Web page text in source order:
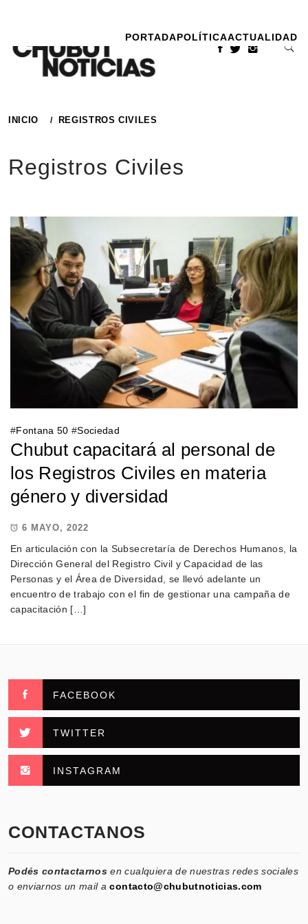
contenido
PORTADAPOLÍTICAACTUALIDAD
INICIO REGISTROS CIVILES
Registros Civiles
#Fontana 50 #Sociedad
Chubut capacitará al personal de
los Registros Civiles en materia
género y diversidad
6 MAYO, 2022
En articulación con la Subsecretaría de Derechos Humanos, la
Dirección General del Registro Civil y Capacidad de las
Personas y el Área de Diversidad, se llevó adelante un
encuentro de trabajo con el fin de gestionar una campaña de
capacitación […]
FACEBOOK
TWITTER
INSTAGRAM
CONTACTANOS
Podés contactarnos en cualquiera de nuestras redes sociales
o enviarnos un mail acontacto@chubutnoticias.com